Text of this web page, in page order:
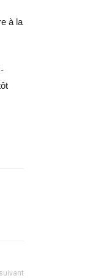
à la